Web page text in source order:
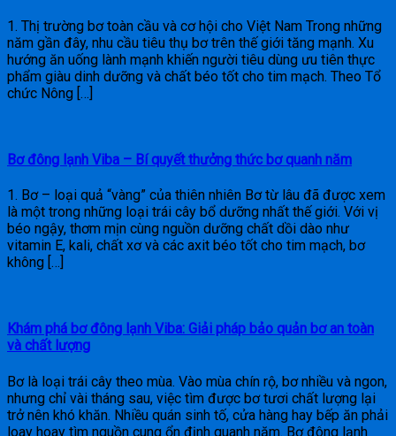
1. Thị trường bơ toàn cầu và cơ hội cho Việt Nam Trong những
năm gần đây, nhu cầu tiêu thụ bơ trên thế giới tăng mạnh. Xu
hướng ăn uống lành mạnh khiến người tiêu dùng ưu tiên thực
phẩm giàu dinh dưỡng và chất béo tốt cho tim mạch. Theo Tổ
chức Nông […]
Bơ đông lạnh Viba – Bí quyết thưởng thức bơ quanh năm
1. Bơ – loại quả “vàng” của thiên nhiên Bơ từ lâu đã được xem
là một trong những loại trái cây bổ dưỡng nhất thế giới. Với vị
béo ngậy, thơm mịn cùng nguồn dưỡng chất dồi dào như
vitamin E, kali, chất xơ và các axit béo tốt cho tim mạch, bơ
không […]
Khám phá bơ đông lạnh Viba: Giải pháp bảo quản bơ an toàn
và chất lượng
Bơ là loại trái cây theo mùa. Vào mùa chín rộ, bơ nhiều và ngon,
nhưng chỉ vài tháng sau, việc tìm được bơ tươi chất lượng lại
trở nên khó khăn. Nhiều quán sinh tố, cửa hàng hay bếp ăn phải
loay hoay tìm nguồn cung ổn định quanh năm. Bơ đông lạnh